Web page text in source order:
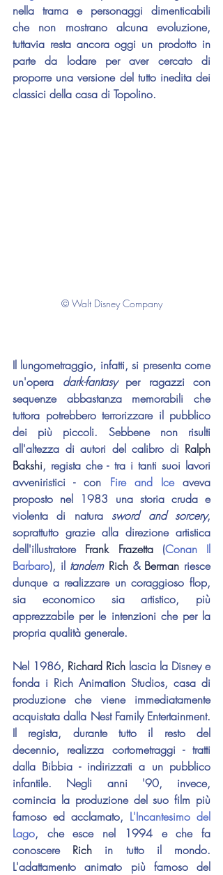
nella trama e personaggi dimenticabili
che non mostrano alcuna evoluzione,
tuttavia resta ancora oggi un prodotto in
parte da lodare per aver cercato di
proporre una versione del tutto inedita dei
classici della casa di Topolino.
© Walt Disney Company
Il lungometraggio, infatti, si presenta come
un'opera dark-fantasy per ragazzi con
sequenze abbastanza memorabili che
tuttora potrebbero terrorizzare il pubblico
dei più piccoli. Sebbene non risulti
all'altezza di autori del calibro di Ralph
Bakshi, regista che - tra i tanti suoi lavori
avveniristici - con Fire and Ice aveva
proposto nel 1983 una storia cruda e
violenta di natura sword and sorcery,
soprattutto grazie alla direzione artistica
dell'illustratore Frank Frazetta (Conan Il
Barbaro), il tandem Rich & Berman riesce
dunque a realizzare un coraggioso flop,
sia economico sia artistico, più
apprezzabile per le intenzioni che per la
propria qualità generale.
Nel 1986, Richard Rich lascia la Disney e
fonda i Rich Animation Studios, casa di
produzione che viene immediatamente
acquistata dalla Nest Family Entertainment.
Il regista, durante tutto il resto del
decennio, realizza cortometraggi - tratti
dalla Bibbia - indirizzati a un pubblico
infantile. Negli anni '90, invece,
comincia la produzione del suo film più
famoso ed acclamato, L'Incantesimo del
Lago, che esce nel 1994 e che fa
conoscere Rich in tutto il mondo.
L'adattamento animato più famoso del